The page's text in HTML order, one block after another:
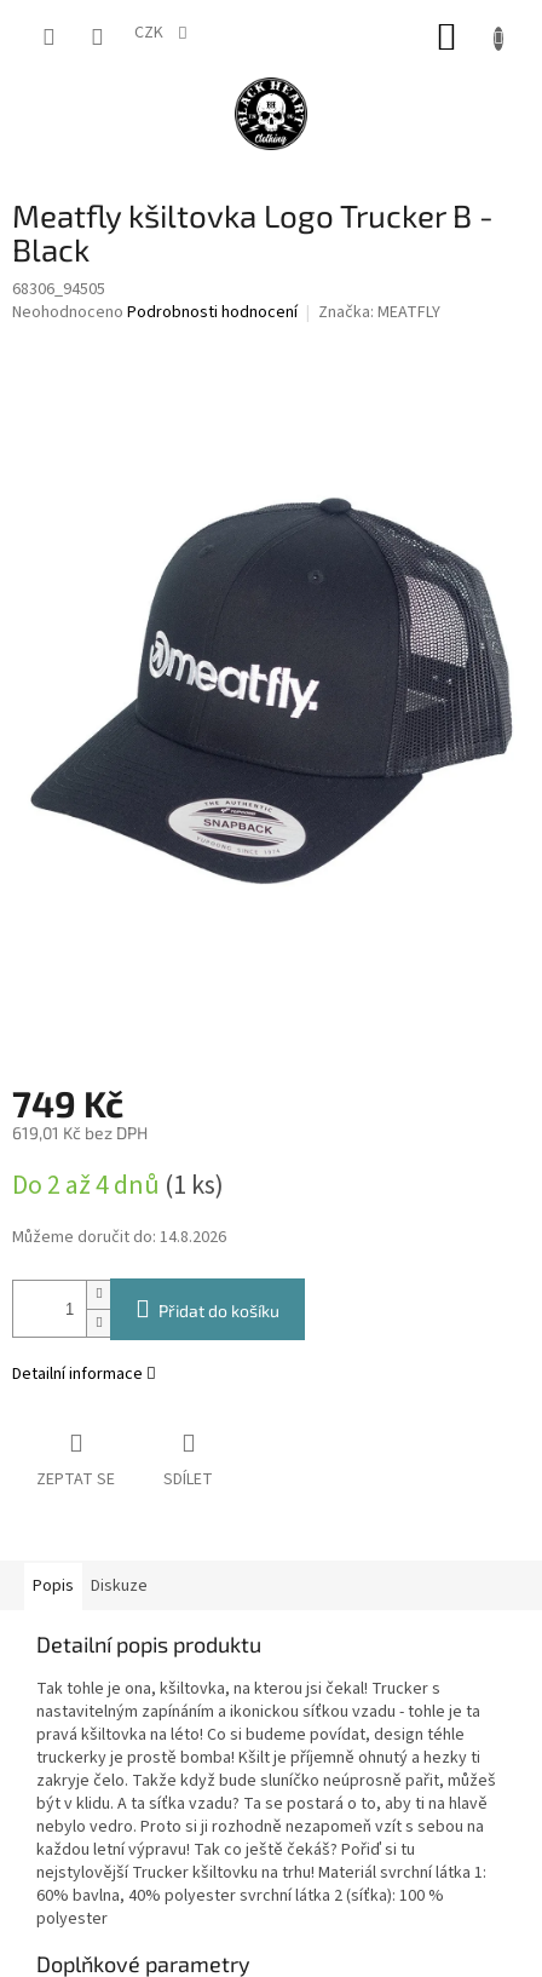
CZK
Meatfly kšiltovka Logo Trucker B -
Black
68306_94505
Průměrné
Neohodnoceno Podrobnosti hodnocení Značka: MEATFLY
749 Kč
619,01 Kč bez DPH
cena:
Do 2 až 4 dnů (1 ks)
Můžeme doručit do: 14.8.2026
Přidat do košíku
Detailní informace
ZEPTAT SE SDÍLET
Popis Diskuze
Detailní popis produktu
Tak tohle je ona, kšiltovka, na kterou jsi čekal! Trucker s
nastavitelným zapínáním a ikonickou síťkou vzadu - tohle je ta
pravá kšiltovka na léto! Co si budeme povídat, design téhle
truckerky je prostě bomba! Kšilt je příjemně ohnutý a hezky ti
zakryje čelo. Takže když bude sluníčko neúprosně pařit, můžeš
být v klidu. A ta síťka vzadu? Ta se postará o to, aby ti na hlavě
nebylo vedro. Proto si ji rozhodně nezapomeň vzít s sebou na
každou letní výpravu! Tak co ještě čekáš? Pořiď si tu
nejstylovější Trucker kšiltovku na trhu! Materiál svrchní látka 1:
60% bavlna, 40% polyester svrchní látka 2 (síťka): 100 %
polyester
Doplňkové parametry